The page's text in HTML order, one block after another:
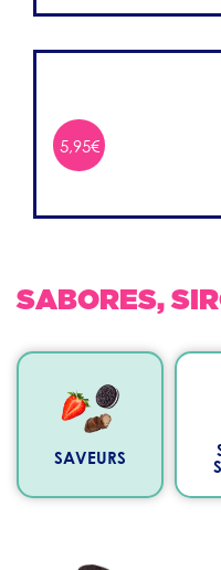
5,95€
SABORES,
SAVEURS